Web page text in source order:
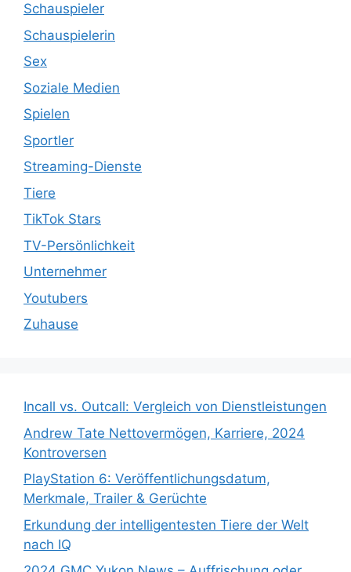
Schauspieler
Schauspielerin
Sex
Soziale Medien
Spielen
Sportler
Streaming-Dienste
Tiere
TikTok Stars
TV-Persönlichkeit
Unternehmer
Youtubers
Zuhause
Incall vs. Outcall: Vergleich von Dienstleistungen
Andrew Tate Nettovermögen, Karriere, 2024
Kontroversen
PlayStation 6: Veröffentlichungsdatum,
Merkmale, Trailer & Gerüchte
Erkundung der intelligentesten Tiere der Welt
nach IQ